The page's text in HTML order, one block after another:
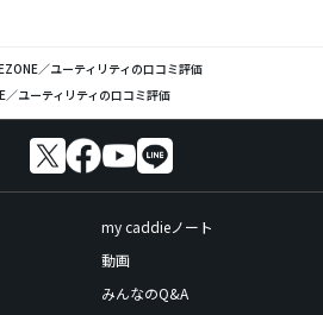
／ユーティリティの口コミ評価
ユーティリティの口コミ評価
my caddieノート
動画
みんなのQ&A